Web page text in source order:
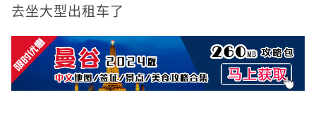
去坐大型出租车了